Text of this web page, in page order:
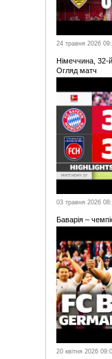
24 травня 2026
Німеччина, 32-
Огляд матч
03 травня 2026
Баварія –
20 квітня 2026